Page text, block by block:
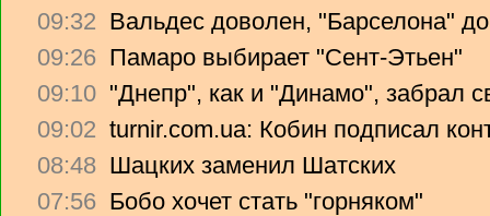
09:32 Вальдес доволен, "Барселона"
09:26 Памаро выбирает "Сент-Этьен"
09:10 "Днепр", как и "Динамо", забрал
09:02 turnir.com.ua: Кобин подписал
08:48 Шацких заменил Шатских
07:56 Бобо хочет стать "горняком"